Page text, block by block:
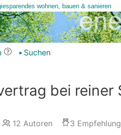
Suchen
bei reiner
12 Autoren 3